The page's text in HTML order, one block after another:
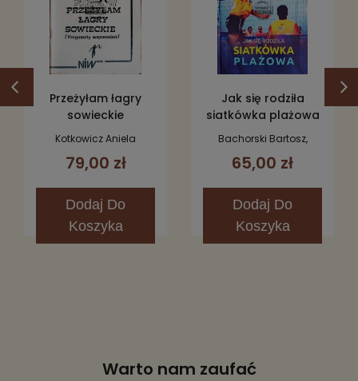
Przeżyłam łagry
sowieckie
(fragmenty
Kotkowicz Aniela
79,00 zł
Dodaj Do
Koszyka
Jak się rodziła
siatkówka plażowa
Bachorski Bartosz,
Mielcarz Wojciech
65,00 zł
Dodaj Do
Koszyka
Warto nam zaufać